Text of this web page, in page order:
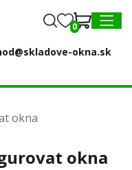
0
okna.sk
0
okna
okna